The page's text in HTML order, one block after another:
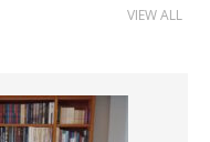
VIEW ALL